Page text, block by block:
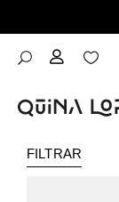
FILTRAR